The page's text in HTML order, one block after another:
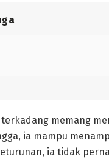
terkadang memang
ia mampu
ia tidak